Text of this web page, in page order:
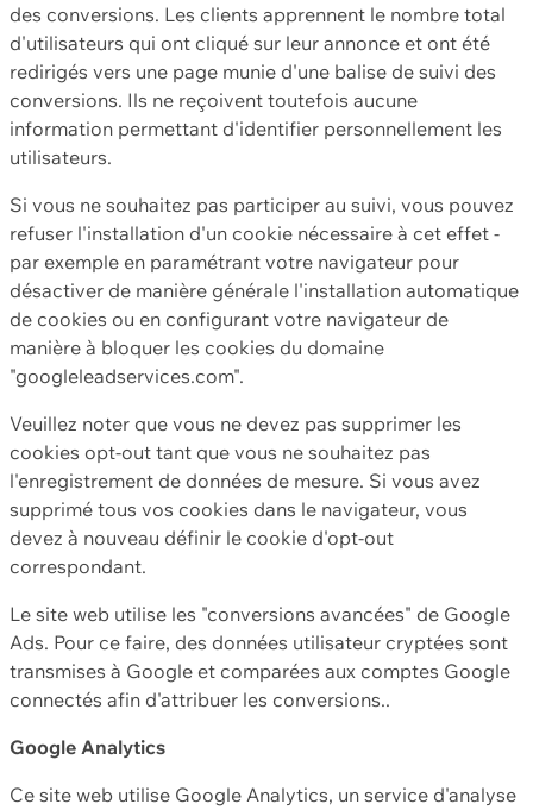
des conversions. Les clients apprennent le nombre total
d'utilisateurs qui ont cliqué sur leur annonce et ont été
redirigés vers une page munie d'une balise de suivi des
conversions. Ils ne reçoivent toutefois aucune
information permettant d'identifier personnellement les
utilisateurs.
Si vous ne souhaitez pas participer au suivi, vous pouvez
refuser l'installation d'un cookie nécessaire à cet effet -
par exemple en paramétrant votre navigateur pour
désactiver de manière générale l'installation automatique
de cookies ou en configurant votre navigateur de
manière à bloquer les cookies du domaine
"googleleadservices.com".
Veuillez noter que vous ne devez pas supprimer les
cookies opt-out tant que vous ne souhaitez pas
l'enregistrement de données de mesure. Si vous avez
supprimé tous vos cookies dans le navigateur, vous
devez à nouveau définir le cookie d'opt-out
correspondant.
Le site web utilise les "conversions avancées" de Google
Ads. Pour ce faire, des données utilisateur cryptées sont
transmises à Google et comparées aux comptes Google
connectés afin d'attribuer les conversions..
Google Analytics
Ce site web utilise Google Analytics, un service d'analyse